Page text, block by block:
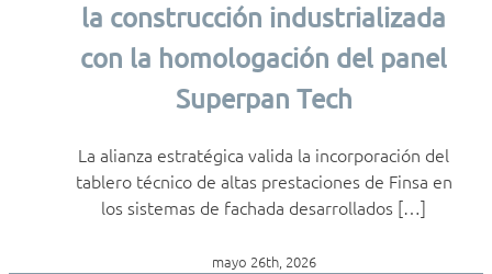
la construcción industrializada
con la homologación del panel
Superpan Tech
La alianza estratégica valida la incorporación del
tablero técnico de altas prestaciones de Finsa en
los sistemas de fachada desarrollados […]
mayo 26th, 2026